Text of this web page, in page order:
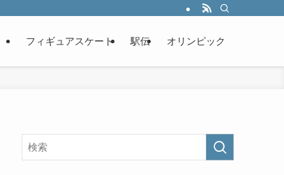
フィギュアスケート 駅伝 オリンピック